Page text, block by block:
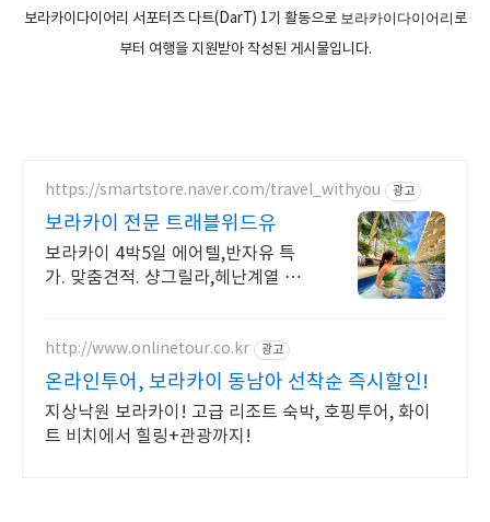
보라카이다이어리 서포터즈 다트(DarT) 1기 활동으로 보라카이다이어리 로
부터 여행을 지원받아 작성된 게시물입니다.
https://smartstore.naver.com/travel_withyou 광고
보라카이 전문 트래블위드유
보라카이 4박5일 에어텔,반자유 특
가. 맞춤견적. 샹그릴라,헤난계열 객
http://www.onlinetour.co.kr 광고
온라인투어, 보라카이 동남아 선착순 즉시할인!
지상낙원 보라카이! 고급 리조트 숙박, 호핑투어, 화이
트 비치에서 힐링+관광까지!